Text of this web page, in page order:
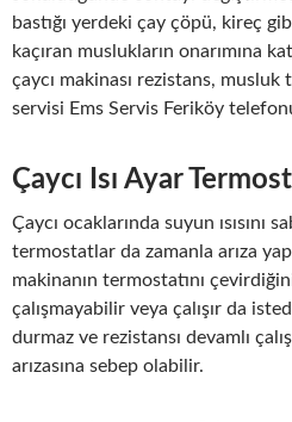
bastığı yerdeki çay çöpü, kireç
kaçıran muslukların onarımına
çaycı makinası rezistans, musluk
servisi Ems Servis Feriköy
Çaycı Isı Ayar
Çaycı ocaklarında suyun ısısını
termostatlar da zamanla arıza
makinanın termostatını
çalışmayabilir veya çalışır da
durmaz ve rezistansı devamlı
arızasına sebep olabilir.